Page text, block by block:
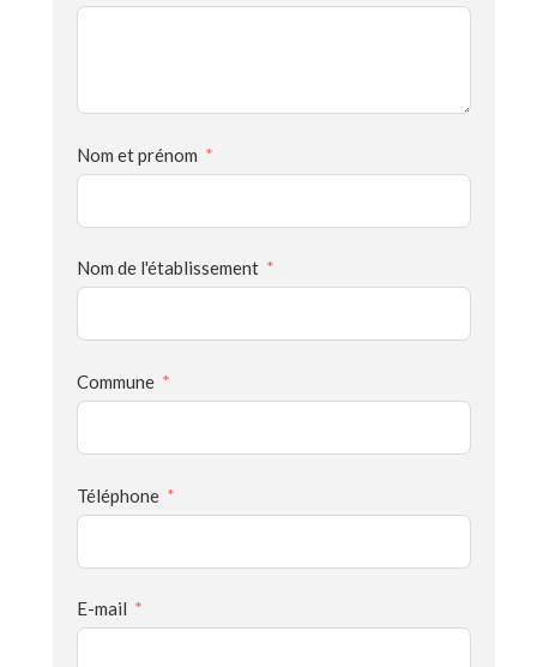
Nom et prénom
Nom de l'établissement
Commune
Téléphone
E-mail